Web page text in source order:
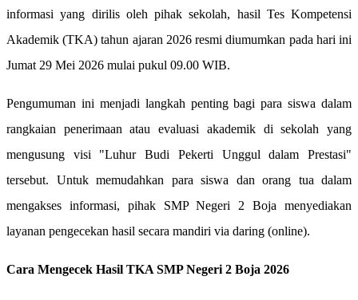
informasi yang dirilis oleh pihak sekolah, hasil Tes Kompetensi
Akademik (TKA) tahun ajaran 2026 resmi diumumkan pada hari ini
Jumat 29 Mei 2026 mulai pukul 09.00 WIB.
​Pengumuman ini menjadi langkah penting bagi para siswa dalam
rangkaian penerimaan atau evaluasi akademik di sekolah yang
mengusung visi "Luhur Budi Pekerti Unggul dalam Prestasi"
tersebut. ​Untuk memudahkan para siswa dan orang tua dalam
mengakses informasi, pihak SMP Negeri 2 Boja menyediakan
layanan pengecekan hasil secara mandiri via daring (online).
Cara Mengecek Hasil TKA SMP Negeri 2 Boja 2026